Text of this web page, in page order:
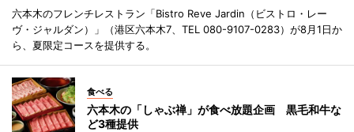
六本木のフレンチレストラン「Bistro Reve Jardin（ビストロ・レー
ヴ・ジャルダン）」（港区六本木7、TEL 080-9107-0283）が8月1日か
ら、夏限定コースを提供する。
食べる
六本木の「しゃぶ禅」が食べ放題企画 黒毛和牛な
ど3種提供